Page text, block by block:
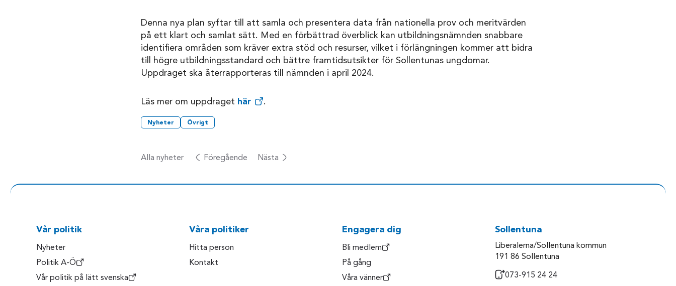
Denna nya plan syftar till att samla och presentera data från nationella prov och meritvärden
på ett klart och samlat sätt. Med en förbättrad överblick kan utbildningsnämnden snabbare
identifiera områden som kräver extra stöd och resurser, vilket i förlängningen kommer att bidra
till högre utbildningsstandard och bättre framtidsutsikter för Sollentunas ungdomar.
Uppdraget ska återrapporteras till nämnden i april 2024.
Läs mer om uppdraget här .
Nyheter Övrigt
Alla nyheter Föregående Nästa
Vår politik
Nyheter
Politik A-Ö
Vår politik på lätt svenska
Våra politiker
Hitta person
Kontakt
Engagera dig
Bli medlem
På gång
Våra vänner
Sollentuna
Liberalerna/Sollentuna kommun
191 86 Sollentuna
073-915 24 24